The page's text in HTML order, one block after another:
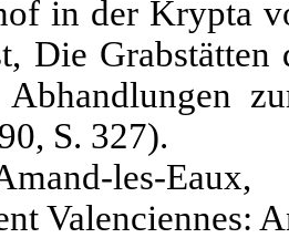
in der Krypta
Die
S. 327).
les-
Valenciennes: